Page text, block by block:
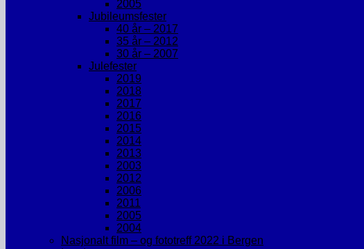
2005
Jubileumsfester
40 år – 2017
35 år – 2012
30 år – 2007
Julefester
2019
2018
2017
2016
2015
2014
2013
2003
2012
2006
2011
2005
2004
Nasjonalt film – og fototreff 2022 i Bergen